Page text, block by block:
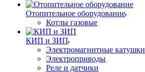
Отопительное оборудование
Котлы газовые
КИП и ЗИП
Электромагнитные катушки
Электроприводы
Реле и датчики